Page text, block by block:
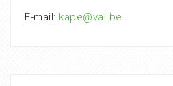
E-mail: kape@val.be